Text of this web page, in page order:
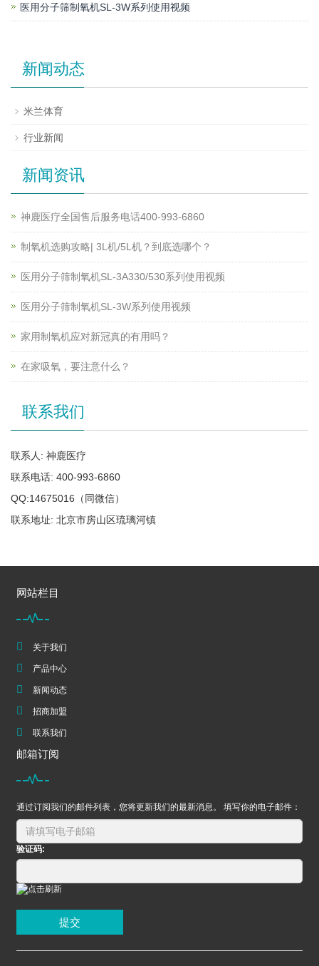
医用分子筛制氧机SL-3W系列使用视频
新闻动态
米兰体育
行业新闻
新闻资讯
神鹿医疗全国售后服务电话400-993-6860
制氧机选购攻略| 3L机/5L机？到底选哪个？
医用分子筛制氧机SL-3A330/530系列使用视频
医用分子筛制氧机SL-3W系列使用视频
家用制氧机应对新冠真的有用吗？
在家吸氧，要注意什么？
联系我们
联系人: 神鹿医疗
联系电话: 400-993-6860
QQ:14675016（同微信）
联系地址: 北京市房山区琉璃河镇
网站栏目
关于我们
产品中心
新闻动态
招商加盟
联系我们
邮箱订阅
通过订阅我们的邮件列表，您将更新我们的最新消息。 填写你的电子邮件：
验证码:
提交